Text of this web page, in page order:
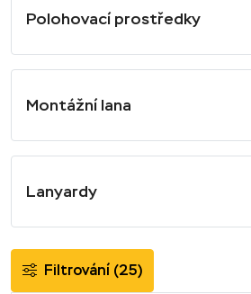
Polohovací prostředky
Montážní lana
Lanyardy
Filtrování (25)